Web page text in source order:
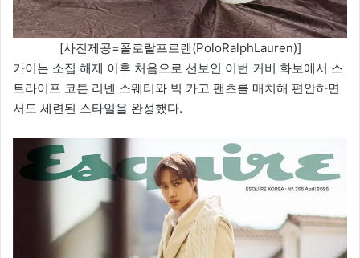
[사진제공=폴로랄프로렌(PoloRalphLauren)]
카이는 소집 해제 이후 처음으로 선보인 이번 커버 화보에서 스
트라이프 코튼 리넨 스웨터와 빅 카고 팬츠를 매치해 편안하면
서도 세련된 스타일을 완성했다.